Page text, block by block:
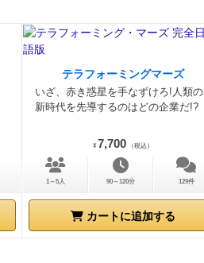
テラフォーミングマーズ
いざ、赤き惑星を手なずけろ!人類の
新時代を先導するのはどの企業だ!?
¥ 7,700 （税込）
1～5人 90～120分 129件
カートに追加する